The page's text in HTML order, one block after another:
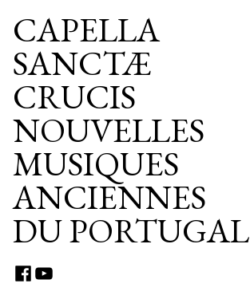
contenu
CAPELLA
SANCTÆ
CRUCIS
NOUVELLES
MUSIQUES
ANCIENNES
DU PORTUGAL
Facebook
Youtube